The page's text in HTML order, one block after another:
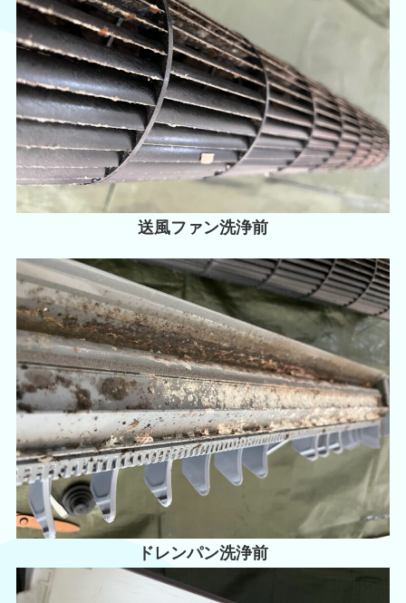
送風ファン洗浄前
ドレンパン洗浄前